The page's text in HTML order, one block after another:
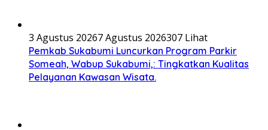
3 Agustus 20267 Agustus 2026307 Lihat
Pemkab Sukabumi Luncurkan Program Parkir
Someah, Wabup Sukabumi,: Tingkatkan Kualitas
Pelayanan Kawasan Wisata.